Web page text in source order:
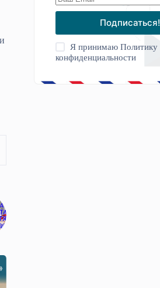
Подписаться!
Я принимаюПолитику
конфиденциальности